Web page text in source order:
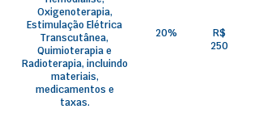
Oxigenoterapia,
Estimulação Elétrica
Transcutânea,
Quimioterapia e
Radioterapia, incluindo
materiais,
medicamentos e
taxas.
20%
R$
250